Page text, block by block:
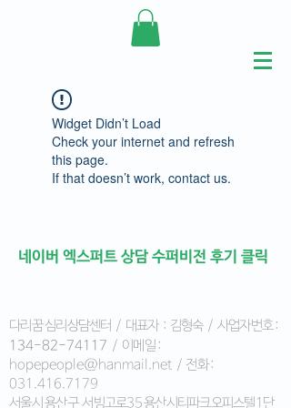
Widget Didn’t Load
Check your internet and refresh
this page.
If that doesn’t work, contact us.
​네이버 엑스퍼트 상담 수퍼비전 후기 클릭
다리꿈 심리상담센터 / 대표자 : 김형숙 / 사업자번호 :
134-82-74117 / 이메일 :
hopepeople@hanmail.net / 전화 :
031.416.7179
서울시 용산구 서빙고로35 용산시티파크오피스텔1단